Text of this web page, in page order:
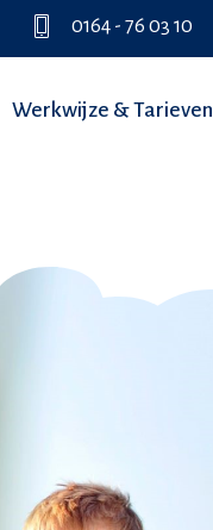
0164 - 76 03 10
Werkwijze & Tarieven